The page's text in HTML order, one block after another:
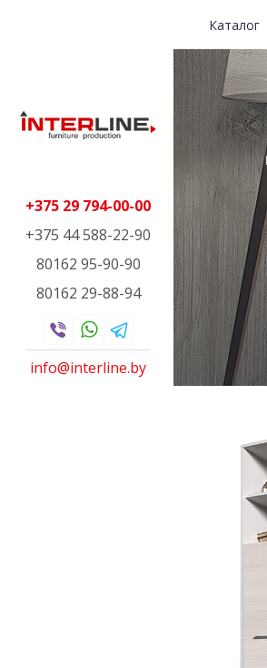
Каталог
+375 29 794-00-00
+375 44 588-22-90
80162 95-90-90
80162 29-88-94
info@interline.by